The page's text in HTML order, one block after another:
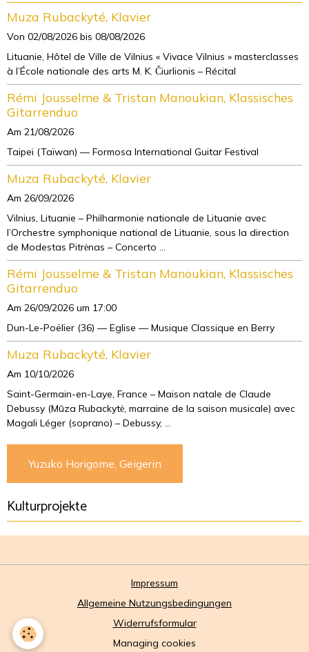
Muza Rubackyté, Klavier
Von 02/08/2026 bis 08/08/2026
Lituanie, Hôtel de Ville de Vilnius « Vivace Vilnius » masterclasses
à l’École nationale des arts M. K. Čiurlionis – Récital
Rémi Jousselme & Tristan Manoukian, Klassisches
Gitarrenduo
Am 21/08/2026
Taipei (Taïwan) — Formosa International Guitar Festival
Muza Rubackyté, Klavier
Am 26/09/2026
Vilnius, Lituanie – Philharmonie nationale de Lituanie avec
l’Orchestre symphonique national de Lituanie, sous la direction
de Modestas Pitrėnas – Concerto ...
Rémi Jousselme & Tristan Manoukian, Klassisches
Gitarrenduo
Am 26/09/2026 um 17:00
Dun-Le-Poëlier (36) — Eglise — Musique Classique en Berry
Muza Rubackyté, Klavier
Am 10/10/2026
Saint-Germain-en-Laye, France – Maison natale de Claude
Debussy (Mūza Rubackytė, marraine de la saison musicale) avec
Magali Léger (soprano) – Debussy, ...
Yuzuko Horigome, Geigerin
Kulturprojekte
Impressum
Allgemeine Nutzungsbedingungen
Widerrufsformular
Managing cookies